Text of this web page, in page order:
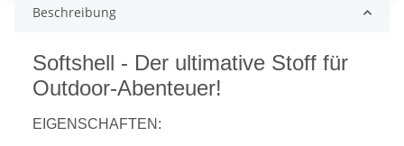
Beschreibung
Softshell - Der ultimative Stoff für
Outdoor-Abenteuer!
EIGENSCHAFTEN: